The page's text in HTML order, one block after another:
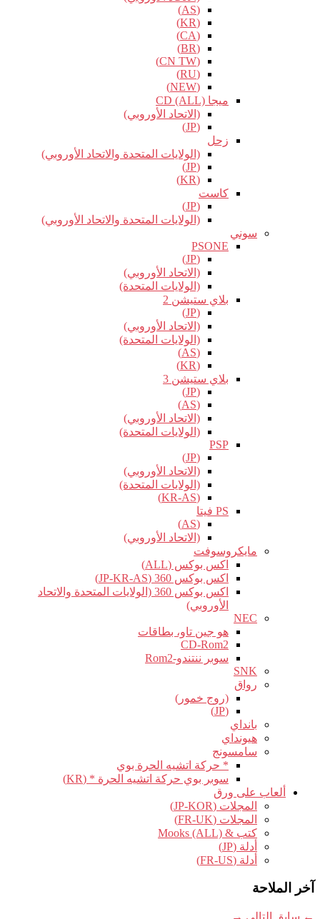
(AS)
(KR)
(CA)
(BR)
(CN TW)
(RU)
(NEW)
ميجا CD (ALL)
(الاتحاد الأوروبي)
(JP)
زحل
(الولايات المتحدة والاتحاد الأوروبي)
(JP)
(KR)
كاست
(JP)
(الولايات المتحدة والاتحاد الأوروبي)
سوني
PSONE
(JP)
(الاتحاد الأوروبي)
(الولايات المتحدة)
بلاي ستيشن 2
(JP)
(الاتحاد الأوروبي)
(الولايات المتحدة)
(AS)
(KR)
بلاي ستيشن 3
(JP)
(AS)
(الاتحاد الأوروبي)
(الولايات المتحدة)
PSP
(JP)
(الاتحاد الأوروبي)
(الولايات المتحدة)
(KR-AS)
PS فيتا
(AS)
(الاتحاد الأوروبي)
مايكروسوفت
اكس بوكس (ALL)
اكس بوكس 360 (JP-KR-AS)
اكس بوكس 360 (الولايات المتحدة والاتحاد
الأوروبي)
NEC
هو جين تاو، بطاقات
CD-Rom2
سوبر ننتندو-Rom2
SNK
رواق
(روج خمور)
(JP)
بانداي
هيونداي
سامسونج
* حركة اتشيه الحرة بوي
سوبر بوي حركة اتشيه الحرة * (KR)
ألعاب على ورق
المجلات (JP-KOR)
المجلات (FR-UK)
كتب & Mooks (ALL)
أدلة (JP)
أدلة (FR-US)
آخر الملاحة
← سابق التالي →